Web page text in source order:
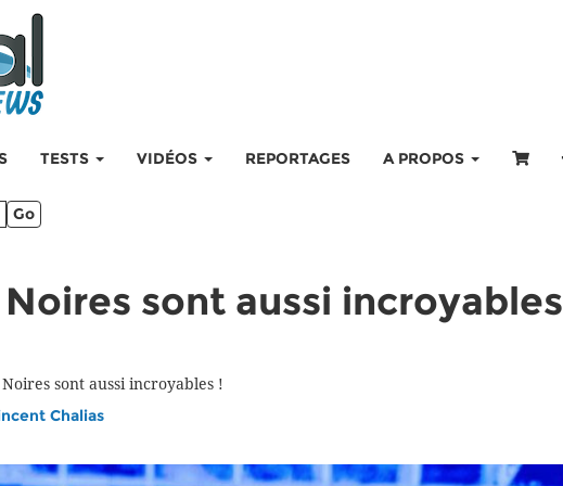
TESTS VIDÉOS REPORTAGES A PROPOS
Go
sont aussi incroyables
sont aussi incroyables !
Chalias